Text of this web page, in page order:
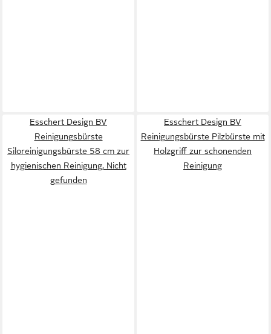
Esschert Design BV
Reinigungsbürste
Siloreinigungsbürste 58 cm zur
hygienischen Reinigung, Nicht
gefunden
Esschert Design BV
Reinigungsbürste Pilzbürste mit
Holzgriff zur schonenden
Reinigung